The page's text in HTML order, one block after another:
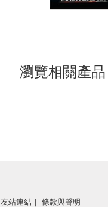
瀏覽相關產品
友站連結 ｜ 條款與聲明